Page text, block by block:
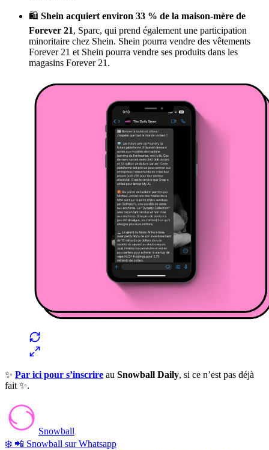
🛍️ Shein acquiert environ 33 % de la maison-mère de
Forever 21, Sparc, qui prend également une participation
minoritaire chez Shein. Shein pourra vendre des vêtements
Forever 21 et Shein pourra vendre ses produits dans les
magasins Forever 21.
✨ Par ici pour s’inscrire au Snowball Daily, si ce n’est pas déjà
fait ✨.
Snowball
❄️ 📲 Snowball sur Whatsapp